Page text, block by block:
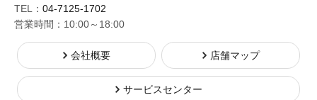
TEL： 04-7125-1702
営業時間：10:00～18:00
会社概要 店舗マップ
サービスセンター